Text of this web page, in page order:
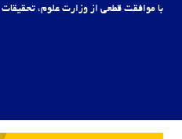
با موافقت قطعی از وزارت علوم، تحقیقات